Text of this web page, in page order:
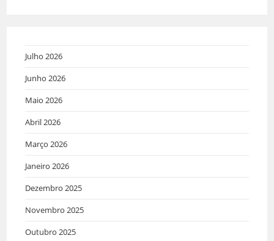
Julho 2026
Junho 2026
Maio 2026
Abril 2026
Março 2026
Janeiro 2026
Dezembro 2025
Novembro 2025
Outubro 2025